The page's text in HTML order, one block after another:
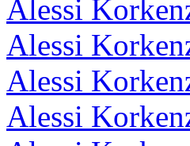
Alessi
Alessi
Alessi
Alessi